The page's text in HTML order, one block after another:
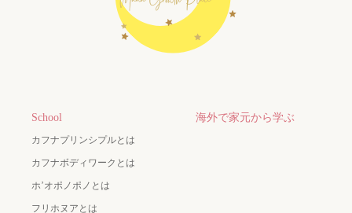
School
カフナプリンシプルとは
カフナボディワークとは
ホ’オポノポノとは
フリホヌアとは
海外で家元から学ぶ